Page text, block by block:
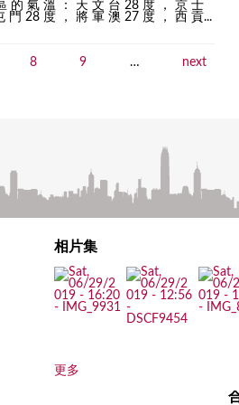
的 氣 溫 ： 天 文 台 28 度 ， 京 士
門 28 度 ， 將 軍 澳 27 度 ， 西 貢...
8 9 …
next
相片集
更多